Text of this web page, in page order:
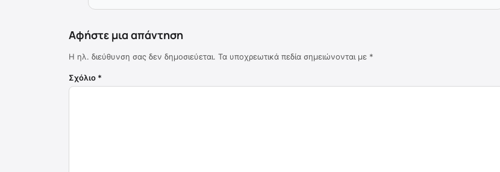
Αφήστε μια απάντηση
Η ηλ. διεύθυνση σας δεν δημοσιεύεται. Τα υποχρεωτικά πεδία σημειώνονται με *
Σχόλιο *